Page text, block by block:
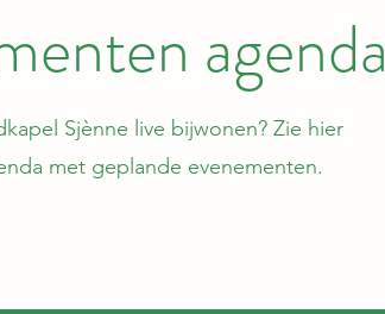
agenda
Sjènne live bijwonen? Zie hier
met geplande evenementen.